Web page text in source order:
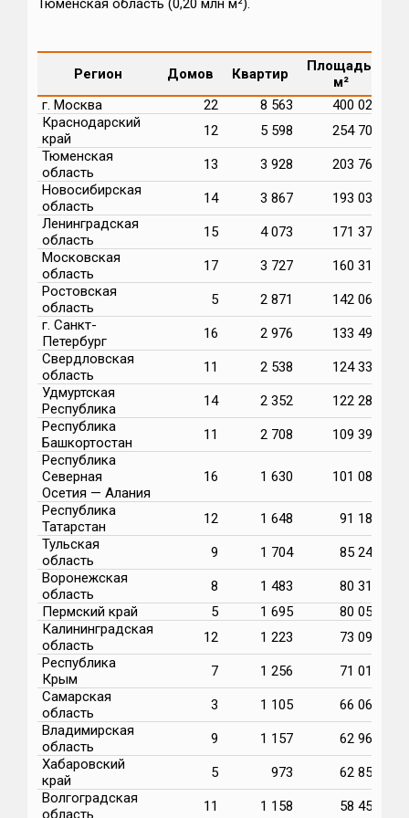
Регион Домов Квартир
Площадь,
м²
г. Москва
22 8 563
400 025
Краснодарский
край
12 5 598
254 701
Тюменская
область
13 3 928
203 767
Новосибирская
область
14 3 867
193 035
Ленинградская
область
15 4 073
171 370
Московская
область
17 3 727
160 315
Ростовская
область
5 2 871
142 067
г. Санкт-
Петербург
16 2 976
133 494
Свердловская
область
11 2 538
124 336
Удмуртская
Республика
14 2 352
122 283
Республика
Башкортостан
11 2 708
109 395
Республика
Северная
Осетия — Алания
16 1 630 101 085
Республика
Татарстан
12 1 648
91 186
Тульская
область
9 1 704
85 247
Воронежская
область
8 1 483
80 311
Пермский край
5 1 695
80 059
Калининградская
область
12 1 223
73 099
Республика
Крым
7 1 256
71 010
Самарская
область
3 1 105
66 067
Владимирская
область
9 1 157
62 965
Хабаровский
край
5 973
62 859
Волгоградская
область
11 1 158 58 455